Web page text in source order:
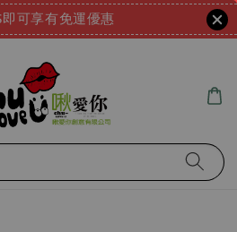
可享有免運優惠